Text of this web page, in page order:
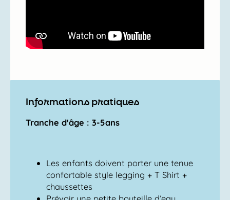
Informations pratiques
Tranche d'âge : 3-5ans
Les enfants doivent porter une tenue
confortable style legging + T Shirt +
chaussettes